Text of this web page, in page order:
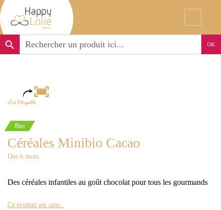
search OK
Bio
Céréales Minibio Cacao
Dès 6 mois
Des céréales infantiles au goût chocolat pour tous les gourmands
Ce produit est sans..